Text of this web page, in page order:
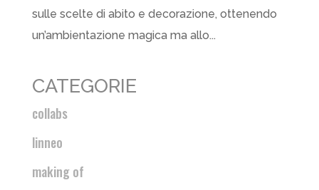
sulle scelte di abito e decorazione, ottenendo
un’ambientazione magica ma allo...
CATEGORIE
collabs
linneo
making of